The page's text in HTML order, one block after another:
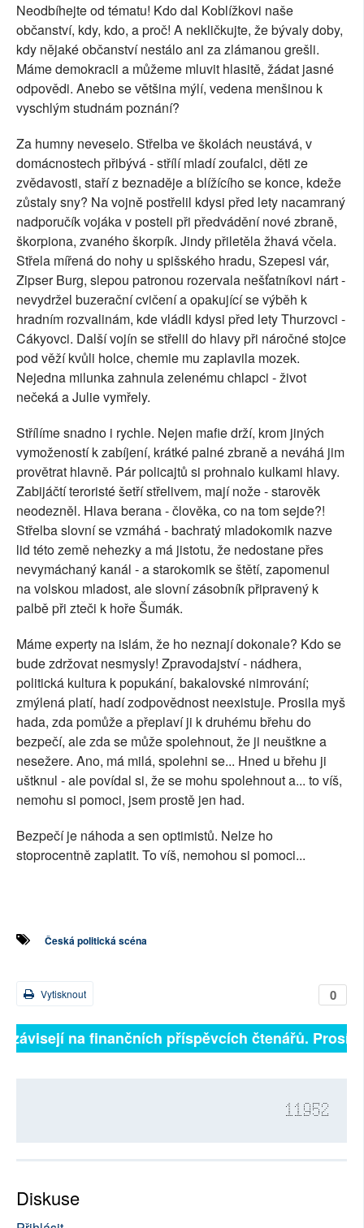
Neodbíhejte od tématu! Kdo dal Koblížkovi naše
občanství, kdy, kdo, a proč! A nekličkujte, že bývaly doby,
kdy nějaké občanství nestálo ani za zlámanou grešli.
Máme demokracii a můžeme mluvit hlasitě, žádat jasné
odpovědi. Anebo se většina mýlí, vedena menšinou k
vyschlým studnám poznání?
Za humny neveselo. Střelba ve školách neustává, v
domácnostech přibývá - střílí mladí zoufalci, děti ze
zvědavosti, staří z beznaděje a blížícího se konce, kdeže
zůstaly sny? Na vojně postřelil kdysi před lety nacamraný
nadporučík vojáka v posteli při předvádění nové zbraně,
škorpiona, zvaného škorpík. Jindy přiletěla žhavá včela.
Střela mířená do nohy u spišského hradu, Szepesi vár,
Zipser Burg, slepou patronou rozervala nešťatníkovi nárt -
nevydržel buzerační cvičení a opakující se výběh k
hradním rozvalinám, kde vládli kdysi před lety Thurzovci -
Cákyovci. Další vojín se střelil do hlavy při náročné stojce
pod věží kvůli holce, chemie mu zaplavila mozek.
Nejedna milunka zahnula zelenému chlapci - život
nečeká a Julie vymřely.
Střílíme snadno i rychle. Nejen mafie drží, krom jiných
vymožeností k zabíjení, krátké palné zbraně a neváhá jim
provětrat hlavně. Pár policajtů si prohnalo kulkami hlavy.
Zabijáčtí teroristé šetří střelivem, mají nože - starověk
neodezněl. Hlava berana - člověka, co na tom sejde?!
Střelba slovní se vzmáhá - bachratý mladokomik nazve
lid této země nehezky a má jistotu, že nedostane přes
nevymáchaný kanál - a starokomik se štětí, zapomenul
na volskou mladost, ale slovní zásobník připravený k
palbě při zteči k hoře Šumák.
Máme experty na islám, že ho neznají dokonale? Kdo se
bude zdržovat nesmysly! Zpravodajství - nádhera,
politická kultura k popukání, bakalovské nimrování;
zmýlená platí, hadí zodpovědnost neexistuje. Prosila myš
hada, zda pomůže a přeplaví ji k druhému břehu do
bezpečí, ale zda se může spolehnout, že ji neuštkne a
nesežere. Ano, má milá, spolehni se... Hned u břehu ji
uštknul - ale povídal si, že se mohu spolehnout a... to víš,
nemohu si pomoci, jsem prostě jen had.
Bezpečí je náhoda a sen optimistů. Nelze ho
stoprocentně zaplatit. To víš, nemohou si pomoci...
Česká politická scéna
0
Vytisknout
na finančních příspěvcích čtenářů.
11952
Diskuse